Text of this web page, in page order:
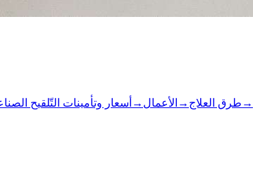
→ طرق العلاج → الأعمال → أسعار وتأمينات التّلقيح